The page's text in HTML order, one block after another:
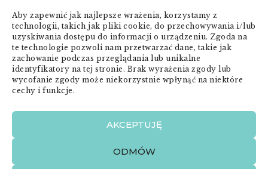
Aby zapewnić jak najlepsze wrażenia, korzystamy z
technologii, takich jak pliki cookie, do przechowywania i/lub
uzyskiwania dostępu do informacji o urządzeniu. Zgoda na
te technologie pozwoli nam przetwarzać dane, takie jak
zachowanie podczas przeglądania lub unikalne
identyfikatory na tej stronie. Brak wyrażenia zgody lub
wycofanie zgody może niekorzystnie wpłynąć na niektóre
cechy i funkcje.
AKCEPTUJĘ
ODMÓW
Gabinety wPoznaniu,Poznaniu -
Złotowska,Skórzewie,Środzie
WielkopolskiejiŚremie
Menu:
Strona główna
Anna Neneman – ZnanyLekarz.pl